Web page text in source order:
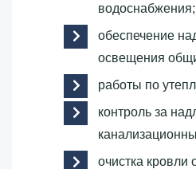
водоснабжения;
обеспечение
освещения
работы по
контроль за
очистка кровли